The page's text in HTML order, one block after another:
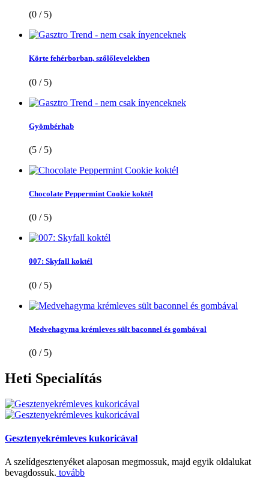
(0 / 5)
Körte fehérborban, szőlőlevelekben
(0 / 5)
Gyömbérhab
(5 / 5)
Chocolate Peppermint Cookie koktél
(0 / 5)
007: Skyfall koktél
(0 / 5)
Medvehagyma krémleves sült baconnel és gombával
(0 / 5)
Heti Specialítás
Gesztenyekrémleves kukoricával
A szelídgesztenyéket alaposan megmossuk, majd egyik oldalukat
bevagdossuk. tovább